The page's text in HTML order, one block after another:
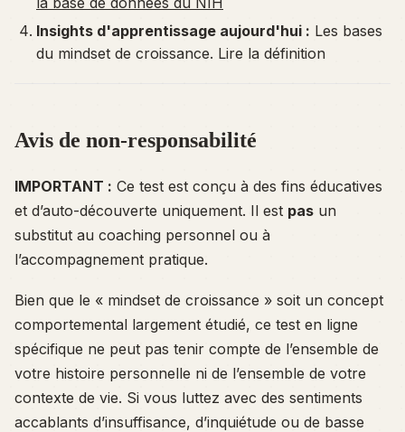
Insights d'apprentissage aujourd'hui : Les bases
du mindset de croissance. Lire la définition
Avis de non-responsabilité
IMPORTANT : Ce test est conçu à des fins éducatives
et d’auto-découverte uniquement. Il est pas un
substitut au coaching personnel ou à
l’accompagnement pratique.
Bien que le « mindset de croissance » soit un concept
comportemental largement étudié, ce test en ligne
spécifique ne peut pas tenir compte de l’ensemble de
votre histoire personnelle ni de l’ensemble de votre
contexte de vie. Si vous luttez avec des sentiments
accablants d’insuffisance, d’inquiétude ou de basse